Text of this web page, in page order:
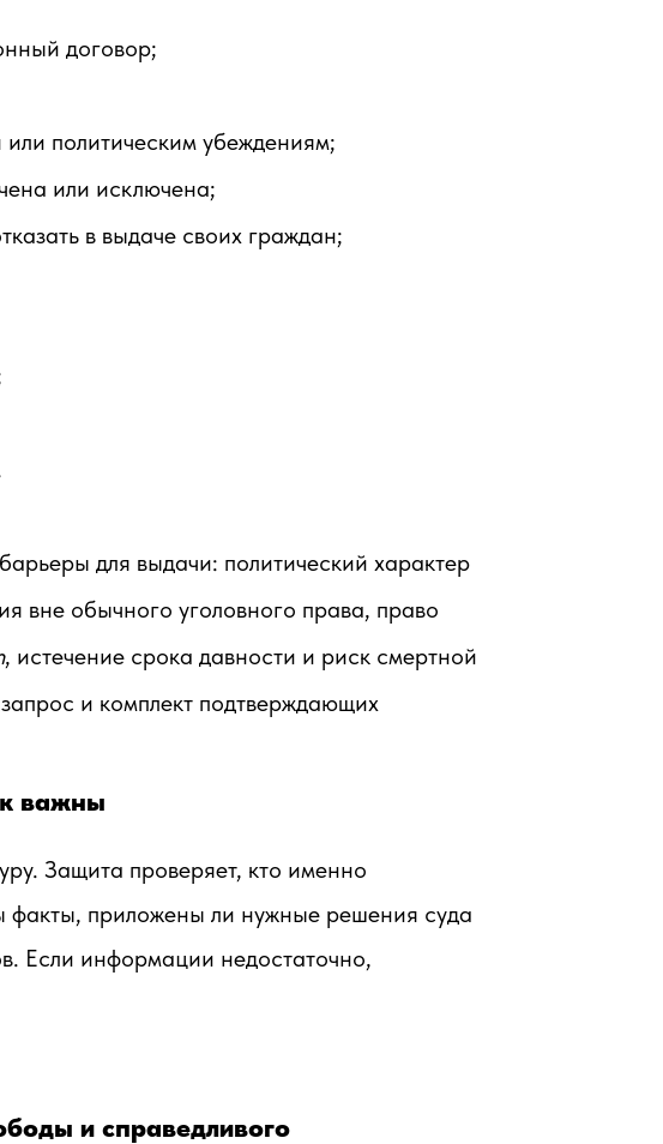
договор;
политическим убеждениям;
или исключена;
в выдаче своих граждан;
для выдачи: политический характер
вне обычного уголовного права, право
, истечение срока давности и риск смертной
и комплект подтверждающих
Защита проверяет, кто именно
факты, приложены ли нужные решения суда
Если информации недостаточно,
важны
и справедливого